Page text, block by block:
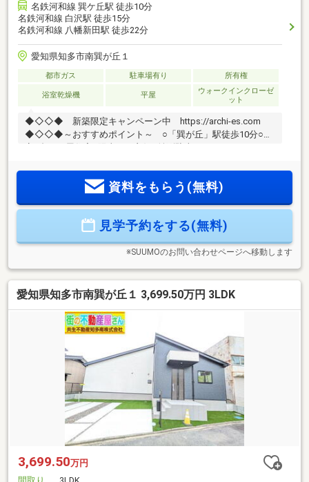
名鉄河和線 巽ケ丘駅 徒歩10分
名鉄河和線 白沢駅 徒歩15分
名鉄河和線 八幡新田駅 徒歩22分
愛知県知多市南巽が丘１
都市ガス 駐車場有り 所有権
浴室乾燥機 平屋
ウォークインクローゼ
ット
◆◇◇◆ 新築限定キャンペーン中 https://archi-es.com
◆◇◇◆～おすすめポイント～ ○「巽が丘」駅徒歩10分○限
園徒歩19分〇新田小学校徒歩14分〇東部中学校徒歩18分 ○フ
ァミリーマート徒歩8分○セブンイレブン徒歩9分○カネスエ徒
６６０ ◆◇◇◆までお気軽にご連絡ください。
資料をもらう(無料)
見学予約をする(無料)
※SUUMOのお問い合わせページへ移動します
愛知県知多市南巽が丘１ 3,699.50万円 3LDK
3,699.50万円